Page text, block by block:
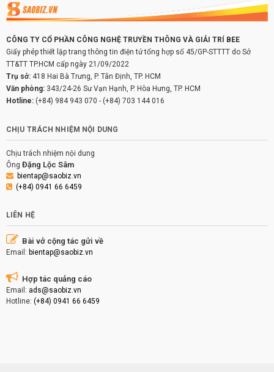
CÔNG TY CỔ PHẦN CÔNG NGHỆ TRUYỀN THÔNG VÀ GIẢI TRÍ BEE
Giấy phép thiết lập trang thông tin điện tử tổng hợp số 45/GP-STTTT do Sở
TT&TT TP.HCM cấp ngày 21/09/2022
Trụ sở: 418 Hai Bà Trưng, P. Tân Định, TP. HCM
Văn phòng: 343/24-26 Sư Vạn Hạnh, P. Hòa Hưng, TP. HCM
Hotline: (+84) 984 943 070 - (+84) 703 144 016
CHỊU TRÁCH NHIỆM NỘI DUNG
Chịu trách nhiệm nội dung
Ông Đặng Lộc Sâm
bientap@saobiz.vn
(+84) 0941 66 6459
LIÊN HỆ
Bài vở cộng tác gửi về
Email: bientap@saobiz.vn
Hợp tác quảng cáo
Email: ads@saobiz.vn
Hotline: (+84) 0941 66 6459